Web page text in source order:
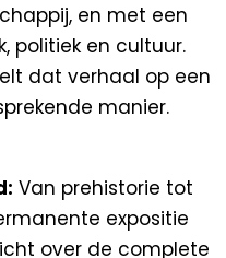
en met een
politiek en cultuur.
dat verhaal op een
manier.
Van prehistorie tot
expositie
over de complete